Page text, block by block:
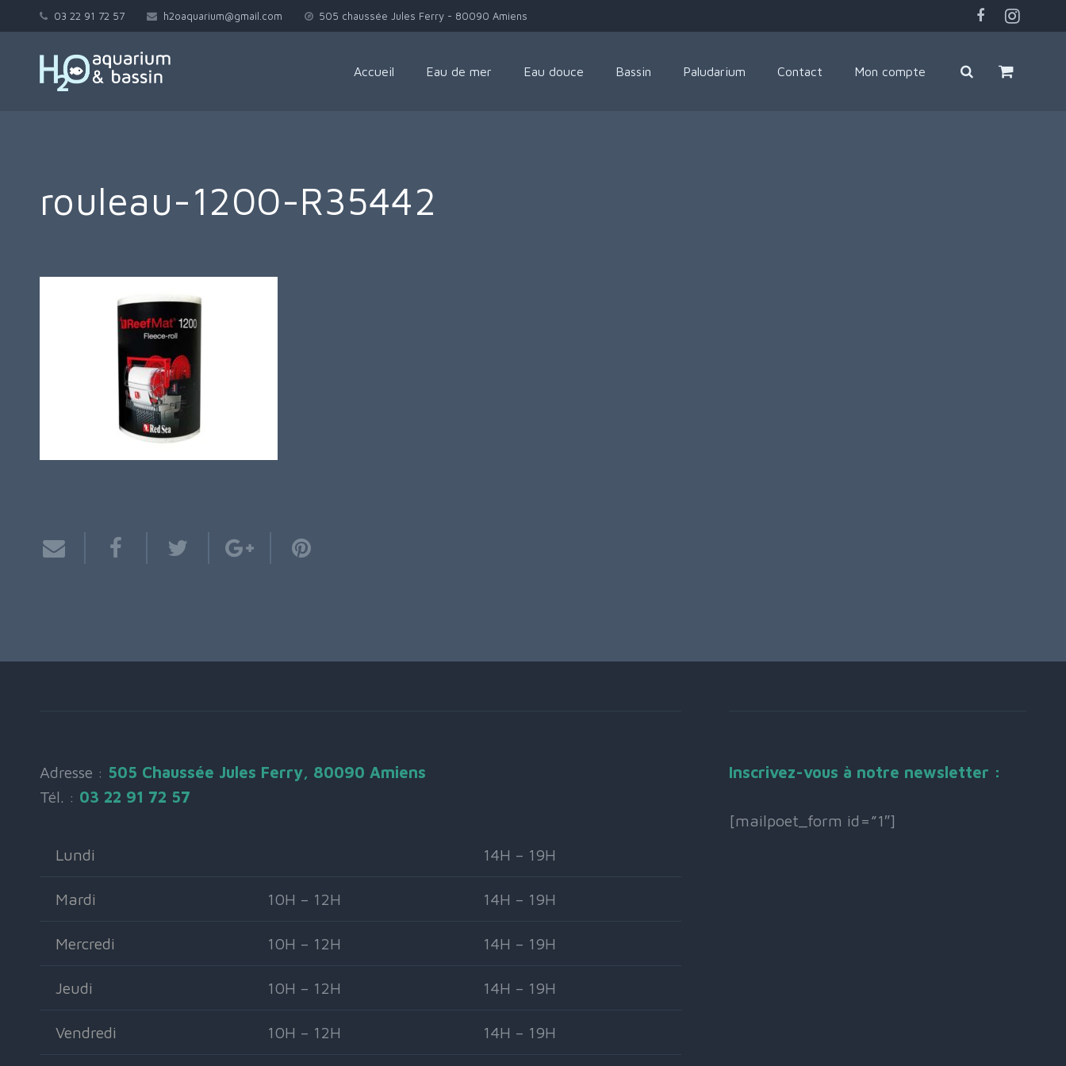
03 22 91 72 57 h2oaquarium@gmail.com 505 chaussée Jules Ferry - 80090 Amiens
Accueil Eau de mer Eau douce Bassin Paludarium Contact Mon compte
rouleau-1200-R35442
Adresse : 505 Chaussée Jules Ferry, 80090 Amiens
Tél. : 03 22 91 72 57
Lundi 14H – 19H
Mardi 10H – 12H 14H – 19H
Mercredi 10H – 12H 14H – 19H
Jeudi 10H – 12H 14H – 19H
Vendredi 10H – 12H 14H – 19H
Inscrivez-vous à notre newsletter :
[mailpoet_form id=”1″]